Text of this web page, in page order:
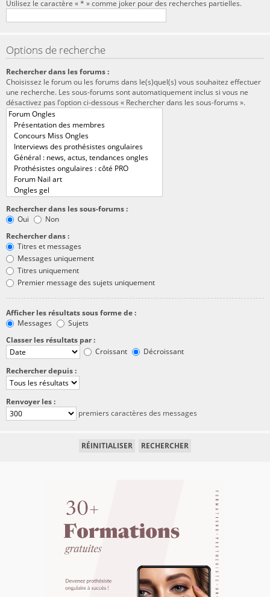
Utilisez le caractère « * » comme joker pour des recherches partielles.
Options de recherche
Rechercher dans les forums :
Choisissez le forum ou les forums dans le(s)quel(s) vous souhaitez effectuer
une recherche. Les sous-forums sont automatiquement inclus si vous ne
désactivez pas l’option ci-dessous « Rechercher dans les sous-forums ».
Rechercher dans les sous-forums :
Oui
Non
Rechercher dans :
Titres et messages
Messages uniquement
Titres uniquement
Premier message des sujets uniquement
Afficher les résultats sous forme de :
Messages
Sujets
Classer les résultats par :
Croissant
Décroissant
Rechercher depuis :
Renvoyer les :
premiers caractères des messages